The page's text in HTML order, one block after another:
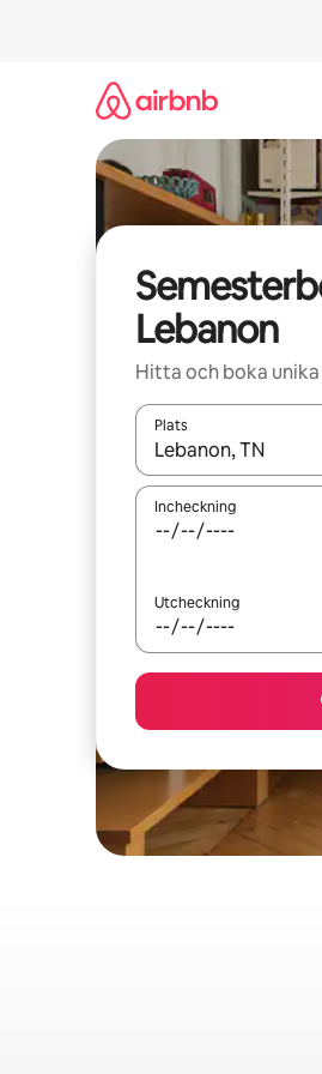
Lebanon
Hitta och boka
Plats
När resultaten är
Incheckning
Utcheckning